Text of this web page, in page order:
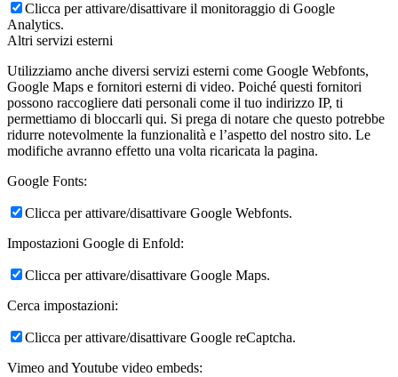
Clicca per attivare/disattivare il monitoraggio di Google
Analytics.
Altri servizi esterni
Utilizziamo anche diversi servizi esterni come Google Webfonts,
Google Maps e fornitori esterni di video. Poiché questi fornitori
possono raccogliere dati personali come il tuo indirizzo IP, ti
permettiamo di bloccarli qui. Si prega di notare che questo potrebbe
ridurre notevolmente la funzionalità e l’aspetto del nostro sito. Le
modifiche avranno effetto una volta ricaricata la pagina.
Google Fonts:
Clicca per attivare/disattivare Google Webfonts.
Impostazioni Google di Enfold:
Clicca per attivare/disattivare Google Maps.
Cerca impostazioni:
Clicca per attivare/disattivare Google reCaptcha.
Vimeo and Youtube video embeds: